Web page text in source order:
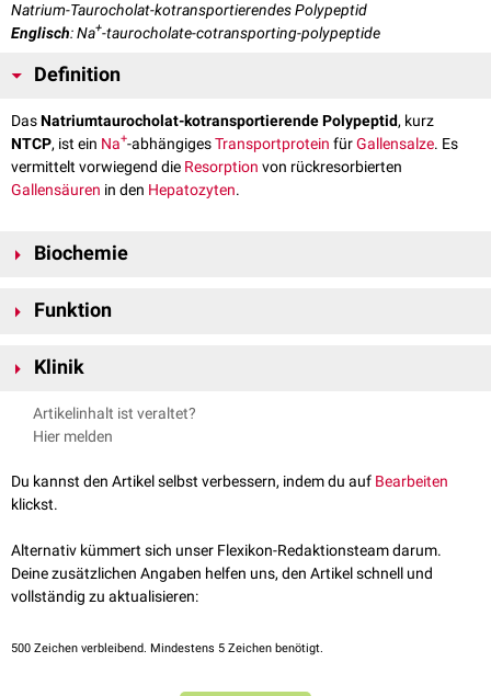
Natrium-Taurocholat-kotransportierendes Polypeptid
Englisch: Na+-taurocholate-cotransporting-polypeptide
Definition
DasNatriumtaurocholat-kotransportierende Polypeptid, kurz
NTCP, ist ein Na+-abhängigesTransportprotein fürGallensalze. Es
vermittelt vorwiegend die Resorption von rückresorbierten
Gallensäuren in den Hepatozyten.
Biochemie
Aminosäuren. Es bindet Na
nutzt das Transportsystem den von der
Funktion
sind sie denSinusoiden
transportieren primäre sowie sekundäre Gallensäuren in das
Hepatozyten.
Klinik
Das NTCP wird sowohl vom
verwendet, um in das Zellinnere einzudringen.
Artikelinhalt ist veraltet?
Hier melden
Du kannst den Artikel selbst verbessern, indem du auf Bearbeiten
klickst.
Alternativ kümmert sich unser Flexikon-Redaktionsteam darum.
Deine zusätzlichen Angaben helfen uns, den Artikel schnell und
vollständig zu aktualisieren:
500 Zeichen verbleibend. Mindestens 5 Zeichen benötigt.